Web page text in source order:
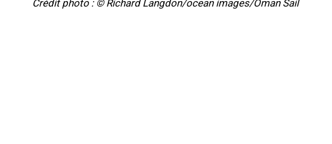
Crédit photo : © Richard Langdon/ocean images/Oman Sail